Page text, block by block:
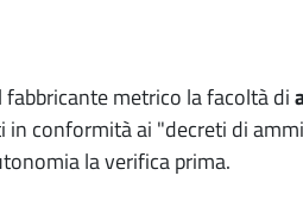
metrico la facoltà di
conformità ai "decreti di
la verifica prima.